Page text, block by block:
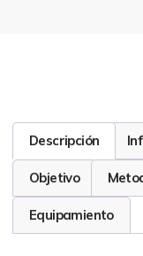
Descripción
Objetivo
Equipamiento